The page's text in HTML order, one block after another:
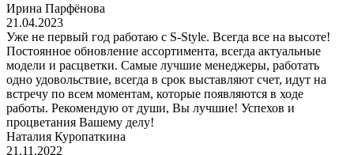
Ирина Парфёнова
21.04.2023
Уже не первый год работаю с S-Style. Всегда все на высоте!
Постоянное обновление ассортимента, всегда актуальные
модели и расцветки. Самые лучшие менеджеры, работать
одно удовольствие, всегда в срок выставляют счет, идут на
встречу по всем моментам, которые появляются в ходе
работы. Рекомендую от души, Вы лучшие! Успехов и
процветания Вашему делу!
Наталия Куропаткина
21.11.2022